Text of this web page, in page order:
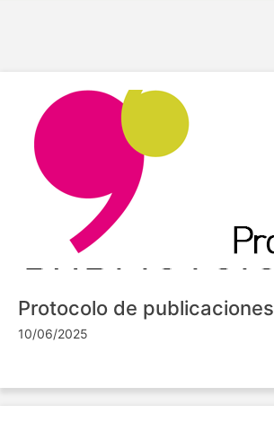
Protocolo de publicaciones
10/06/2025